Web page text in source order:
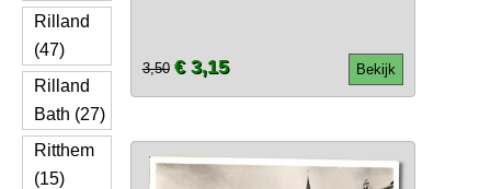
Rilland
(47)
Rilland
Bath (27)
Ritthem
(15)
Bekijk
3,50 € 3,15